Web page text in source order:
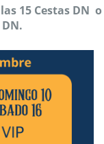
15 Cestas DN o